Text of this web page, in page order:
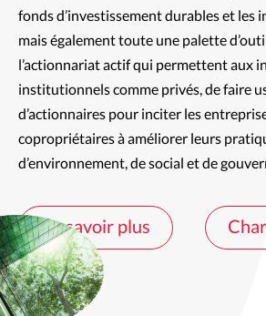
fonds d’investissement durables et les
mais également toute une palette
l’actionnariat actif qui permettent aux
institutionnels comme privés, de faire
d’actionnaires pour inciter les
copropriétaires à améliorer leurs
d’environnement, de social et de
En savoir plus